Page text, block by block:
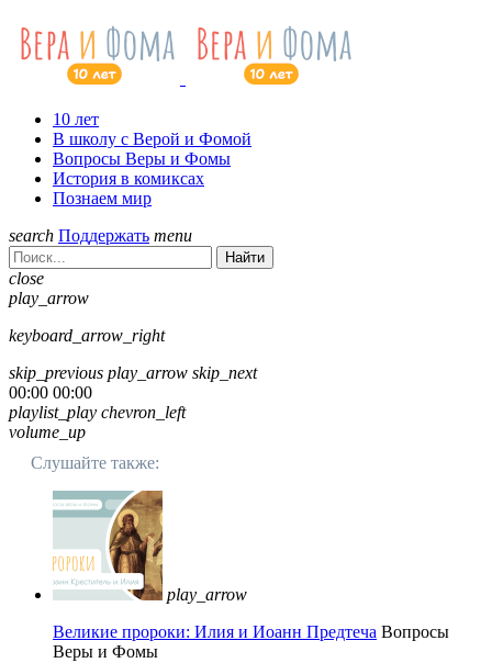
10 лет
В школу с Верой и Фомой
Вопросы Веры и Фомы
История в комиксах
Познаем мир
search Поддержать menu
Найти
close
play_arrow
keyboard_arrow_right
skip_previous play_arrow skip_next
00:00 00:00
playlist_play chevron_left
volume_up
Слушайте также:
play_arrow
Великие пророки: Илия и Иоанн Предтеча Вопросы
Веры и Фомы